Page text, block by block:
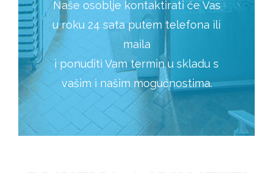
Naše osoblje kontaktirati će Vas
u roku 24 sata putem telefona ili
maila
i ponuditi Vam termin u skladu s
vašim i našim mogućnostima.